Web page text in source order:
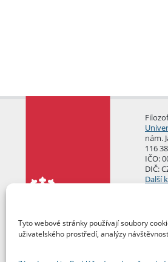
Tyto webové stránky používají soubory
uživatelského prostředí, analýzy
nám.
116
IČO:
DIČ:
Další